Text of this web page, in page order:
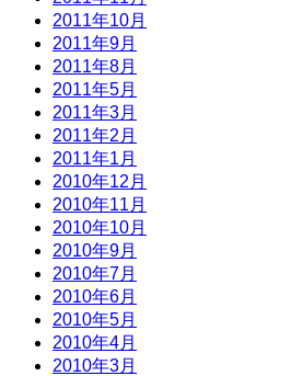
2011年10月
2011年9月
2011年8月
2011年5月
2011年3月
2011年2月
2011年1月
2010年12月
2010年11月
2010年10月
2010年9月
2010年7月
2010年6月
2010年5月
2010年4月
2010年3月